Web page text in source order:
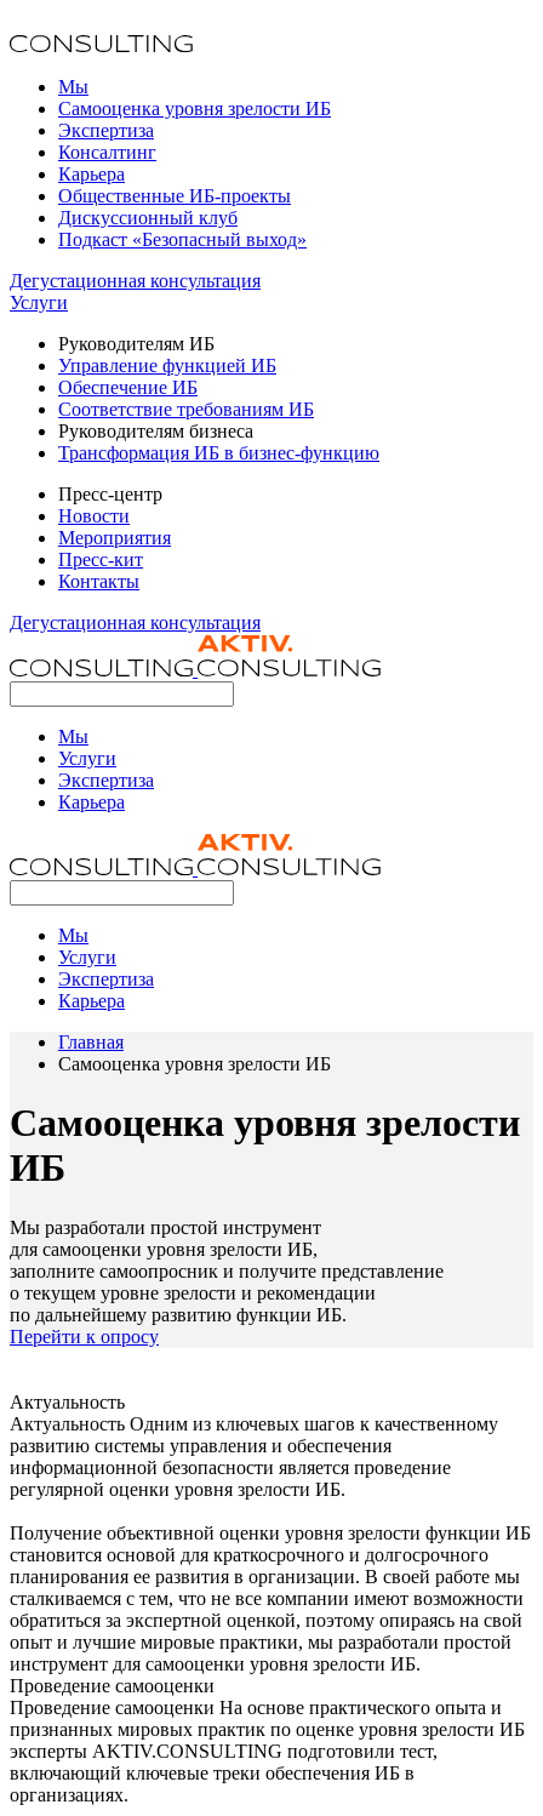
Мы
Самооценка уровня зрелости ИБ
Экспертиза
Консалтинг
Карьера
Общественные ИБ-проекты
Дискуссионный клуб
Подкаст «Безопасный выход»
Дегустационная консультация
Услуги
Руководителям ИБ
Управление функцией ИБ
Обеспечение ИБ
Соответствие требованиям ИБ
Руководителям бизнеса
Трансформация ИБ в бизнес-функцию
Пресс-центр
Новости
Мероприятия
Пресс-кит
Контакты
Дегустационная консультация
Мы
Услуги
Экспертиза
Карьера
Мы
Услуги
Экспертиза
Карьера
Главная
Самооценка уровня зрелости ИБ
Самооценка уровня зрелости
ИБ
Мы разработали простой инструмент
для самооценки уровня зрелости ИБ,
заполните самоопросник и получите представление
о текущем уровне зрелости и рекомендации
по дальнейшему развитию функции ИБ.
Перейти к опросу
Актуальность
Актуальность Одним из ключевых шагов к качественному
развитию системы управления и обеспечения
информационной безопасности является проведение
регулярной оценки уровня зрелости ИБ.
Получение объективной оценки уровня зрелости функции ИБ
становится основой для краткосрочного и долгосрочного
планирования ее развития в организации. В своей работе мы
сталкиваемся с тем, что не все компании имеют возможности
обратиться за экспертной оценкой, поэтому опираясь на свой
опыт и лучшие мировые практики, мы разработали простой
инструмент для самооценки уровня зрелости ИБ.
Проведение самооценки
Проведение самооценки На основе практического опыта и
признанных мировых практик по оценке уровня зрелости ИБ
эксперты AKTIV.CONSULTING подготовили тест,
включающий ключевые треки обеспечения ИБ в
организациях.